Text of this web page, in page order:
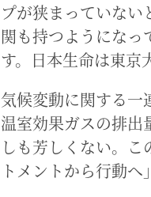
プが狭まっていな
関も持つようにな
す。日本生命は東京
気候変動に関する一
温室効果ガスの排出
しも芳しくない。
トメントから行動へ